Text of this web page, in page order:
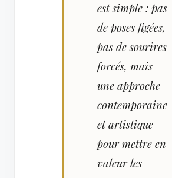
est simple : pas
de poses figées,
pas de sourires
forcés, mais
une approche
contemporaine
et artistique
pour mettre en
valeur les